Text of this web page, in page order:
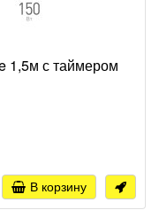
1,5м с таймером
В корзину